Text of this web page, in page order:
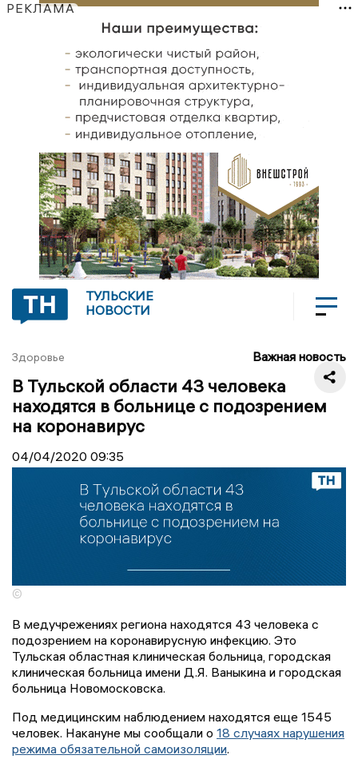
РЕКЛАМА
ТУЛЬСКИЕ
НОВОСТИ
Здоровье Важная новость
В Тульской области 43 человека
находятся в больнице с подозрением
на коронавирус
04/04/2020 09:35
©
В медучрежениях региона находятся 43 человека с
подозрением на коронавирусную инфекцию. Это
Тульская областная клиническая больница, городская
клиническая больница имени Д.Я. Ваныкина и городская
больница Новомосковска.
Под медицинским наблюдением находятся еще 1545
человек. Накануне мы сообщали о 18 случаях нарушения
режима обязательной самоизоляции.